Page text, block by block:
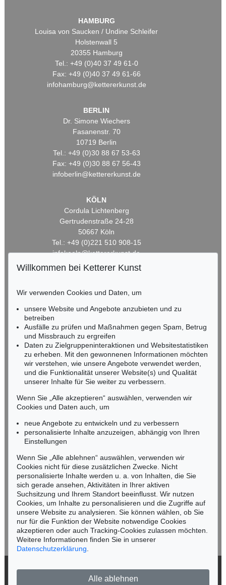
HAMBURG
Louisa von Saucken / Undine Schleifer
Holstenwall 5
20355 Hamburg
Tel.: +49 (0)40 37 49 61-0
Fax: +49 (0)40 37 49 61-66
infohamburg@kettererkunst.de
BERLIN
Dr. Simone Wiechers
Fasanenstr. 70
10719 Berlin
Tel.: +49 (0)30 88 67 53-63
Fax: +49 (0)30 88 67 56-43
infoberlin@kettererkunst.de
KÖLN
Cordula Lichtenberg
Gertrudenstraße 24-28
50667 Köln
Tel.: +49 (0)221 510 908-15
infokoeln@kettererkunst.de
HESSEN
Miriam Heß
Tel.: +49 (0)62 21 58 80-038
Fax: +49 (0)62 21 58 80-595
infoheidelberg@kettererkunst.de
NORDDEUTSCHLAND
Nico Kassel, M.A.
Mobil: +49 (0)171 8618661
n.kassel@kettererkunst.de
Keine Auktion mehr verpassen!
Wir informieren Sie rechtzeitig.
Jetzt zum Newsletter anmelden >
Willkommen bei Ketterer Kunst
Wir verwenden Cookies und Daten, um
unsere Website und Angebote anzubieten und zu
betreiben
Ausfälle zu prüfen und Maßnahmen gegen Spam, Betrug
und Missbrauch zu ergreifen
Daten zu Zielgruppeninteraktionen und Websitestatistiken
zu erheben. Mit den gewonnenen Informationen möchten
wir verstehen, wie unsere Angebote verwendet werden,
und die Funktionalität unserer Website(s) und Qualität
unserer Inhalte für Sie weiter zu verbessern.
Wenn Sie „Alle akzeptieren“ auswählen, verwenden wir
Cookies und Daten auch, um
neue Angebote zu entwickeln und zu verbessern
personalisierte Inhalte anzuzeigen, abhängig von Ihren
Einstellungen
Wenn Sie „Alle ablehnen“ auswählen, verwenden wir
Cookies nicht für diese zusätzlichen Zwecke. Nicht
personalisierte Inhalte werden u. a. von Inhalten, die Sie
sich gerade ansehen, Aktivitäten in Ihrer aktiven
Suchsitzung und Ihrem Standort beeinflusst. Wir nutzen
Cookies, um Inhalte zu personalisieren und die Zugriffe auf
unsere Website zu analysieren. Sie können wählen, ob Sie
nur für die Funktion der Website notwendige Cookies
akzeptieren oder auch Tracking-Cookies zulassen möchten.
Weitere Informationen finden Sie in unserer
Datenschutzerklärung
Alle ablehnen